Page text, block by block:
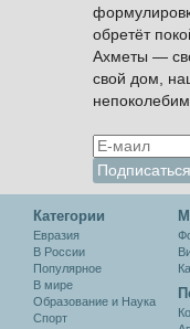
обретёт
Ахметы —
свой дом,
Категории
Евразия
В России
Популярное
В мире
Образование и Наука
Спорт